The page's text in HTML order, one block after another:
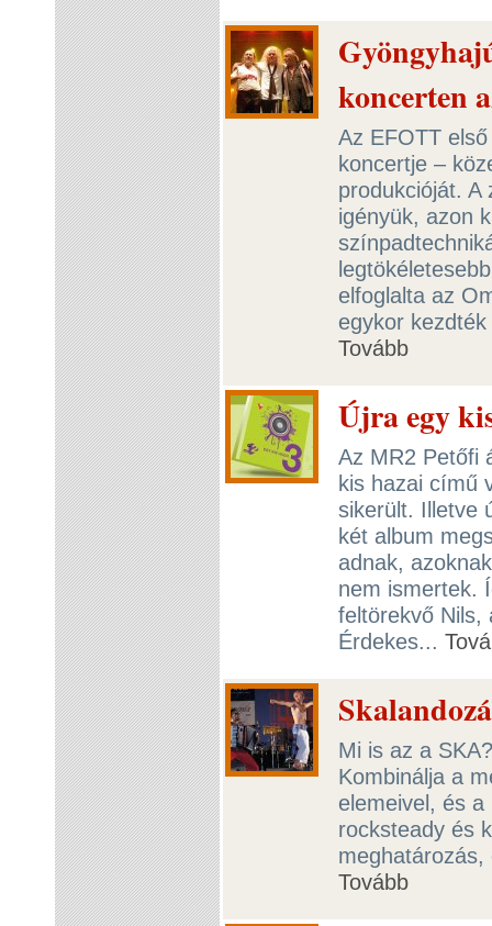
koncerten
Az EFOTT
koncertje –
produkcióját. A
igényük, azon
elfoglalta az
egykor
Tovább
Újra egy
Az MR2 Petőfi
kis hazai című
sikerült. Illetve
két album
adnak,
nem ismertek.
feltörekvő Nils,
Érdekes...
Mi is az a
Kombinálja a
elemeivel, és
rocksteady és
Tovább